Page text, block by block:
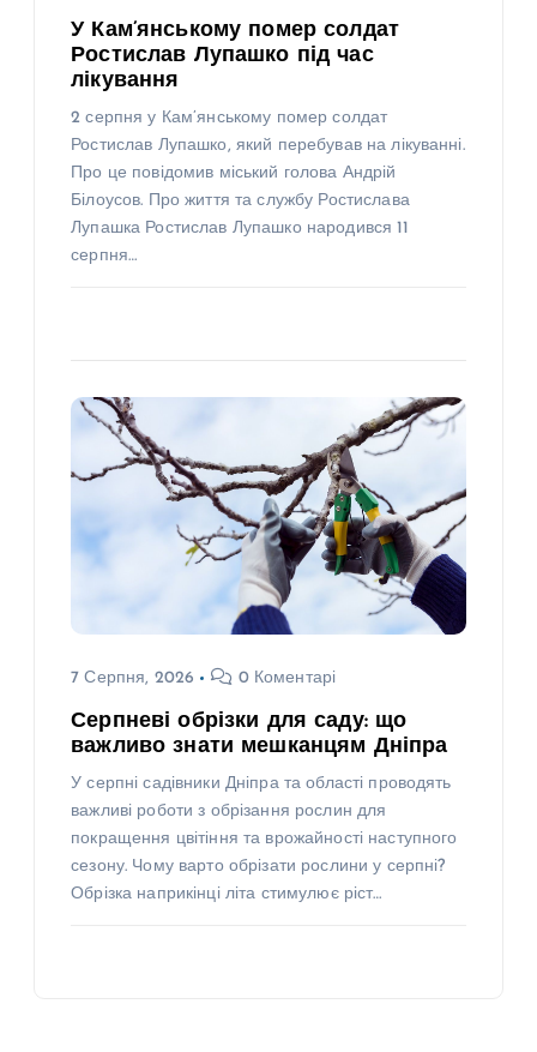
У Кам’янському помер солдат
Ростислав Лупашко під час
лікування
2 серпня у Кам’янському помер солдат
Ростислав Лупашко, який перебував на лікуванні.
Про це повідомив міський голова Андрій
Білоусов. Про життя та службу Ростислава
Лупашка Ростислав Лупашко народився 11
серпня…
7 Серпня, 2026 0 Коментарі
Серпневі обрізки для саду: що
важливо знати мешканцям Дніпра
У серпні садівники Дніпра та області проводять
важливі роботи з обрізання рослин для
покращення цвітіння та врожайності наступного
сезону. Чому варто обрізати рослини у серпні?
Обрізка наприкінці літа стимулює ріст…